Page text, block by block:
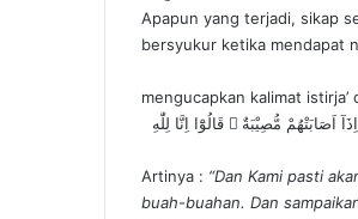
Apapun yang terjadi, sikap
bersyukur ketika mendapat
mengucapkan kalimat
مُّصِيْبَةٌ ۗ قَالُوْٓا اِنَّا لِلّٰهِ
Artinya : “Dan Kami pasti
buah-buahan. Dan